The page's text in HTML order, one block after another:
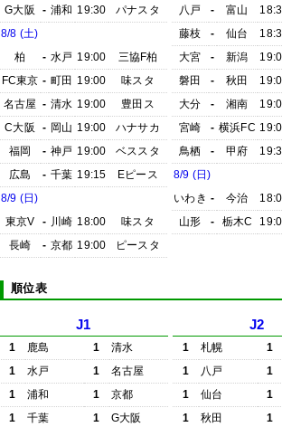
G大阪
- 浦和 19:30
パナスタ
8/8 (土)
柏
- 水戸 19:00
三協F柏
FC東京 - 町田 19:00
味スタ
名古屋 - 清水 19:00
豊田ス
C大阪
- 岡山 19:00
ハナサカ
福岡
- 神戸 19:00
ベススタ
広島
- 千葉 19:15
Eピース
8/9 (日)
東京V
- 川崎 18:00
味スタ
長崎
- 京都 19:00 ピースタ
八戸
- 富山
藤枝
- 仙台
大宮
- 新潟
磐田
- 秋田
大分
- 湘南
宮崎
- 横浜FC
鳥栖
- 甲府
8/9 (日)
いわき - 今治
山形
- 栃木C
順位表
J1
1 鹿島 1
清水
1
水戸 1
名古屋
1
浦和 1
京都
1
千葉 1
G大阪
J2
1 札幌
1
1
八戸
1
1
仙台
1
1
秋田
1